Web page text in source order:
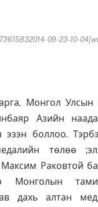
09-23-10-
Монгол Улсын
Азийн
эзэн боллоо.
төлөө
Максим Раковтой
Монголын
дахь алтан